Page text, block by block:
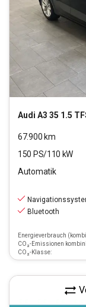
Audi A3 35 1.5 TFSI
67.900 km
150 PS/110 kW
Automatik
Bluetooth
Energieverbrauch
CO₂-Emissionen
CO₂-Klasse: